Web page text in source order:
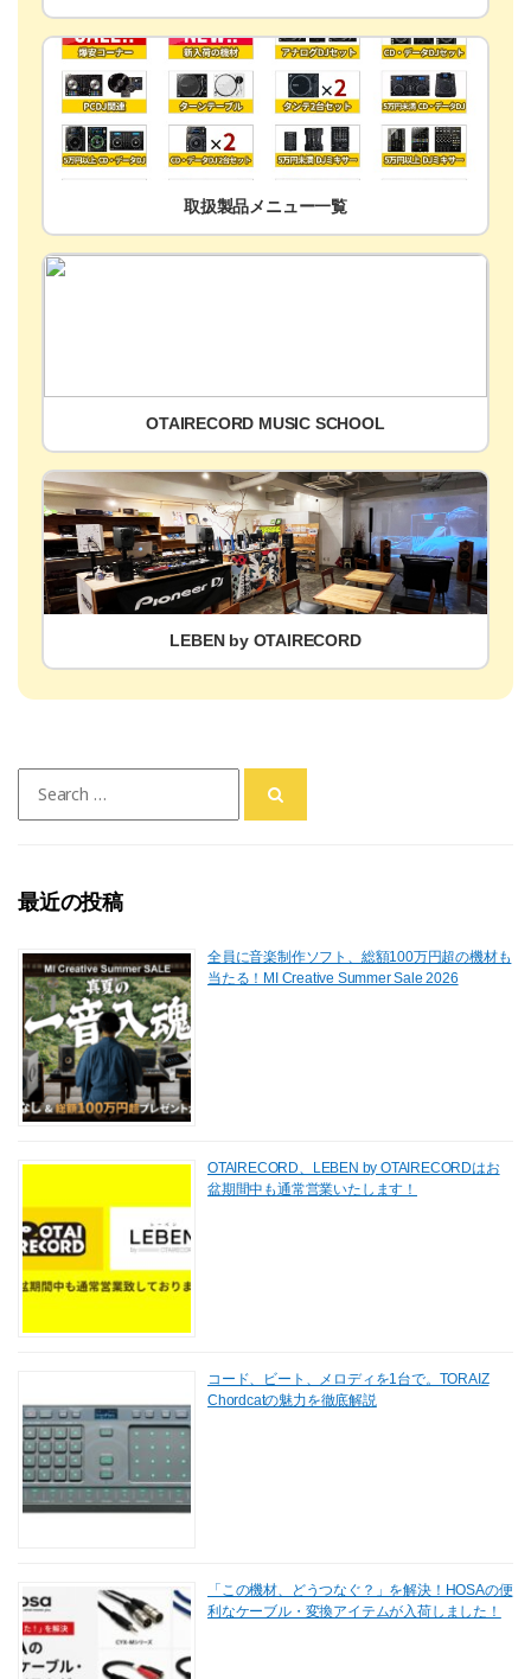
取扱製品メニュー一覧
OTAIRECORD MUSIC SCHOOL
LEBEN by OTAIRECORD
for:
最近の投稿
全員に音楽制作ソフト、総額100万円超の機材も
当たる！MI Creative Summer Sale 2026
OTAIRECORD、LEBEN by OTAIRECORDはお
盆期間中も通常営業いたします！
コード、ビート、メロディを1台で。TORAIZ
Chordcatの魅力を徹底解説
「この機材、どうつなぐ？」を解決！HOSAの便
利なケーブル・変換アイテムが入荷しました！